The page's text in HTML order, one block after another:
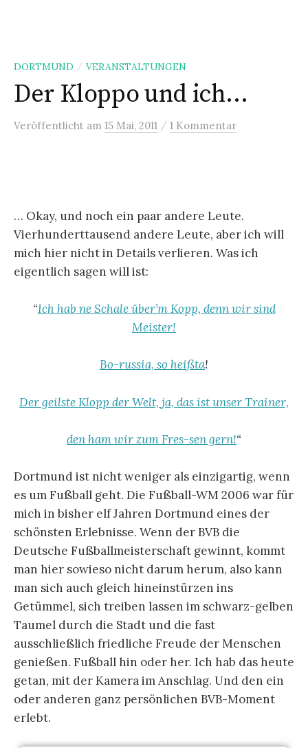
n
DORTMUND / VERANSTALTUNGEN
Der Kloppo und ich…
Veröffentlicht am 15 Mai, 2011 / 1 Kommentar
… Okay, und noch ein paar andere Leute.
Vierhunderttausend andere Leute, aber ich will
mich hier nicht in Details verlieren. Was ich
eigentlich sagen will ist:
“Ich hab ne Schale über’m Kopp, denn wir sind
Meister!
Bo-russia, so heißta!
Der geilste Klopp der Welt, ja, das ist unser Trainer,
den ham wir zum Fres-sen gern!“
Dortmund ist nicht weniger als einzigartig, wenn
es um Fußball geht. Die Fußball-WM 2006 war für
mich in bisher elf Jahren Dortmund eines der
schönsten Erlebnisse. Wenn der BVB die
Deutsche Fußballmeisterschaft gewinnt, kommt
man hier sowieso nicht darum herum, also kann
man sich auch gleich hineinstürzen ins
Getümmel, sich treiben lassen im schwarz-gelben
Taumel durch die Stadt und die fast
ausschließlich friedliche Freude der Menschen
genießen. Fußball hin oder her. Ich hab das heute
getan, mit der Kamera im Anschlag. Und den ein
oder anderen ganz persönlichen BVB-Moment
erlebt.